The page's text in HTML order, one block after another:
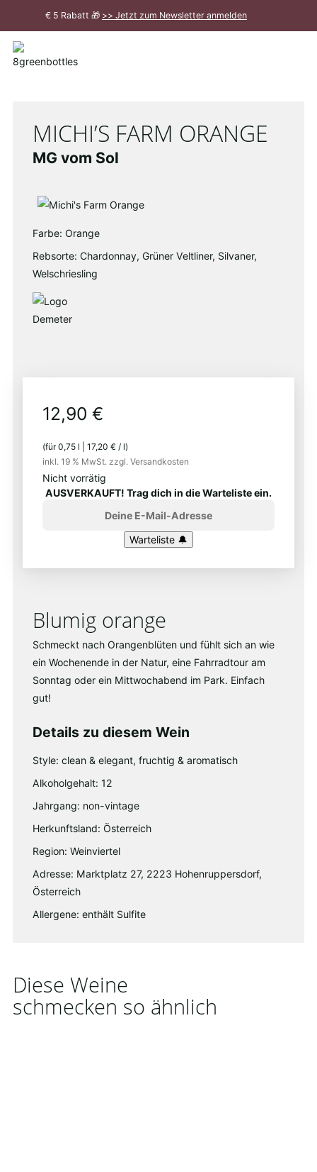
€ 5 Rabatt 🎁 >> Jetzt zum Newsletter anmelden
Meldung
MICHI’S FARM ORANGE
MG vom Sol
Farbe: Orange
Rebsorte: Chardonnay, Grüner Veltliner, Silvaner,
Welschriesling
12,90 €
(für0,75 l 17,20 € / l)
inkl. 19 % MwSt. zzgl. Versandkosten
Nicht vorrätig
AUSVERKAUFT! Trag dich in die Warteliste ein.
Blumig orange
Schmeckt nach Orangenblüten und fühlt sich an wie
ein Wochenende in der Natur, eine Fahrradtour am
Sonntag oder ein Mittwochabend im Park. Einfach
gut!
Details zu diesem Wein
Style: clean & elegant, fruchtig & aromatisch
Alkoholgehalt: 12
Jahrgang: non-vintage
Herkunftsland: Österreich
Region: Weinviertel
Adresse: Marktplatz 27, 2223 Hohenruppersdorf,
Österreich
Allergene: enthält Sulfite
Diese Weine
schmecken so ähnlich